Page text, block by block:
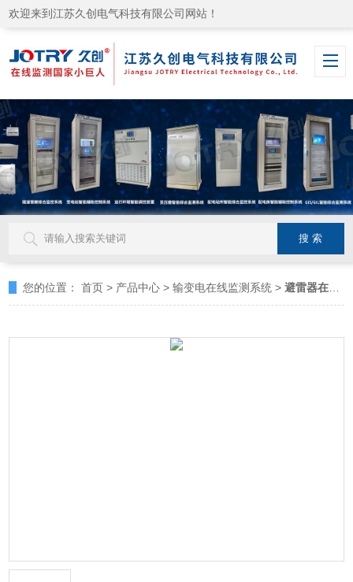
欢迎来到江苏久创电气科技有限公司网站！
您的位置： 首页 > 产品中心 >输变电在线监测系统 >避雷器在线监测系统